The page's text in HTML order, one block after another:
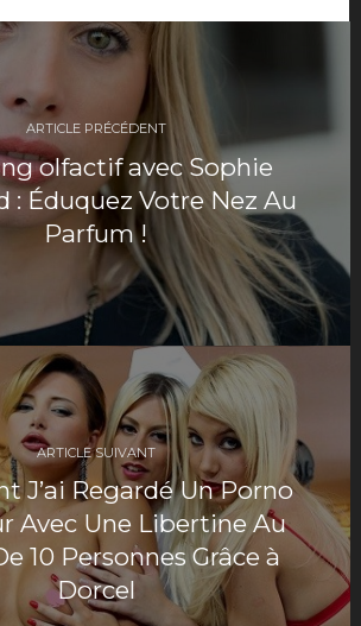
ARTICLE PRÉCÉDENT
olfactif avec Sophie
: Éduquez Votre Nez Au
Parfum !
ARTICLE SUIVANT
J’ai Regardé Un Porno
Avec Une Libertine Au
10 Personnes Grâce à
Dorcel